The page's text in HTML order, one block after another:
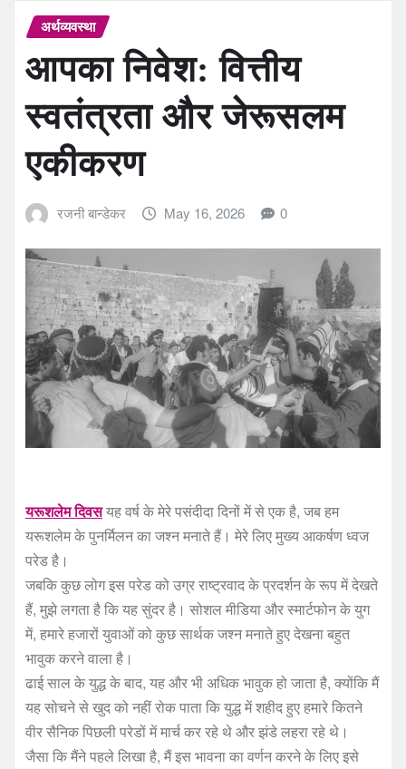
अर्थव्यवस्था
आपका निवेश: वित्तीय
स्वतंत्रता और जेरूसलम
एकीकरण
रजनी बान्डेकर May 16, 2026 0
यरूशलेम दिवसयह वर्ष के मेरे पसंदीदा दिनों में से एक है, जब हम
यरूशलेम के पुनर्मिलन का जश्न मनाते हैं। मेरे लिए मुख्य आकर्षण ध्वज
परेड है।
जबकि कुछ लोग इस परेड को उग्र राष्ट्रवाद के प्रदर्शन के रूप में देखते
हैं, मुझे लगता है कि यह सुंदर है। सोशल मीडिया और स्मार्टफोन के युग
में, हमारे हजारों युवाओं को कुछ सार्थक जश्न मनाते हुए देखना बहुत
भावुक करने वाला है।
ढाई साल के युद्ध के बाद, यह और भी अधिक भावुक हो जाता है, क्योंकि मैं
यह सोचने से खुद को नहीं रोक पाता कि युद्ध में शहीद हुए हमारे कितने
वीर सैनिक पिछली परेडों में मार्च कर रहे थे और झंडे लहरा रहे थे।
जैसा कि मैंने पहले लिखा है, मैं इस भावना का वर्णन करने के लिए इसे